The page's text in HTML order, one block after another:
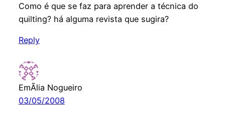
Como é que se faz para aprender a técnica do
quilting? há alguma revista que sugira?
Reply
EmÃ­lia Nogueiro
03/05/2008